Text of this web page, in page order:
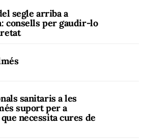
segle arriba a
consells per gaudir-lo
sanitaris a les
suport per a
necessita cures de